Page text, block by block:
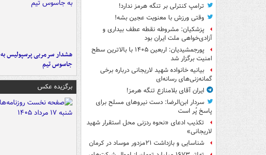
ترامپ کنترلی بر تنگه هرمز ندارد!
وقتی ورزش با معنویت عجین بشه!
پزشکیان: مشروطه نقطه عطف بیداری و
آزادی‌خواهی ملت ایران بود
پورجمشیدیان: اربعین ۱۴۰۵ با بالاترین سطح
امنیت برگزار شد
بیانیه خانواده شهید لاریجانی درباره برخی
گمانه‌زنی‌های رسانه‌ای
ایران آقای بلامنازع تنگه هرمز!
سردار ابن‌الرضا: دست نیروهای مسلح برای
پاسخ پُر است
تکذیب ادعای «نحوه ردزنی محل استقرار شهید
لاریجانی»
شناسایی و بازداشت ۲۱مزدور موساد در کرمان
هشدار سرمربی پرسپولیس به
جاسوس تیم
برگزیده عکس